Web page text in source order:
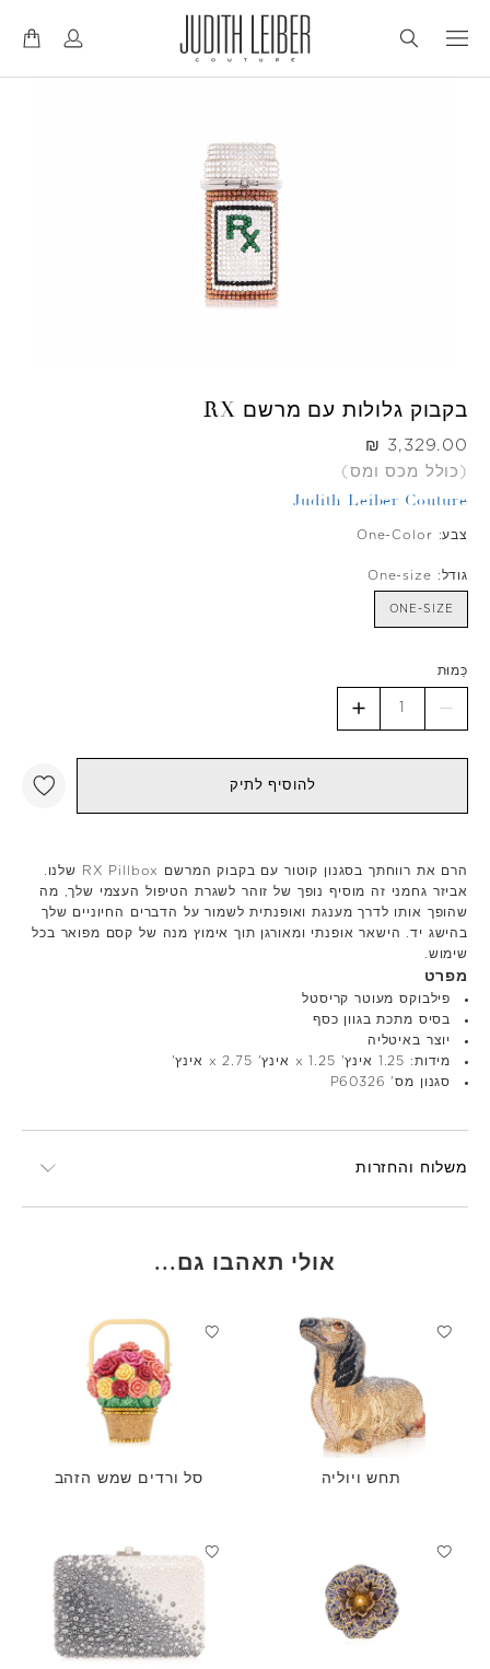
בקבוק גלולות עם מרשם RX
היה
(כולל מכס ומס)
Judith Leiber Couture
צבע: One-Color
גודל: One-size
ONE-SIZE
כַּמוּת
להוסיף לתיק
הרם את רווחתך בסגנון קוטור עם בקבוק המרשם RX Pillbox שלנו.
אביזר גחמני זה מוסיף נופך של זוהר לשגרת הטיפול העצמי שלך, מה
שהופך אותו לדרך מענגת ואופנתית לשמור על הדברים החיוניים שלך
בהישג יד. הישאר אופנתי ומאורגן תוך אימוץ מנה של קסם מפואר בכל
שימוש.
מפרט
פילבוקס מעוטר קריסטל
בסיס מתכת בגוון כסף
יוצר באיטליה
מידות: 1.25 אינץ' x 1.25 אינץ' x 2.75 אינץ'
סגנון מס' P60326
משלוח והחזרות
אולי תאהבו גם...
תחש ויוליה סל ורדים שמש הזהב